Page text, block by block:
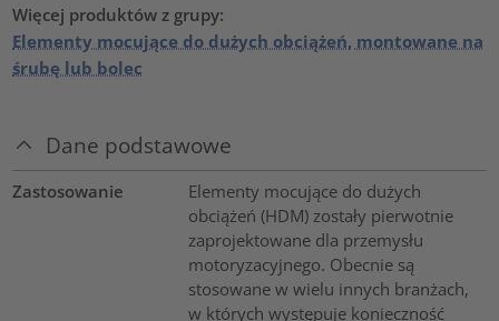
Więcej produktów z grupy:
Elementy mocujące do dużych obciążeń, montowane na
śrubę lub bolec
Dane podstawowe
Zastosowanie
Elementy mocujące do dużych
obciążeń (HDM) zostały pierwotnie
zaprojektowane dla przemysłu
motoryzacyjnego. Obecnie są
stosowane w wielu innych branżach,
w których występuje konieczność